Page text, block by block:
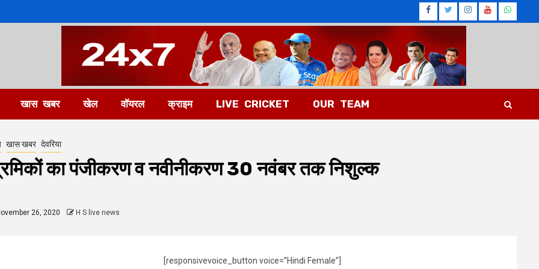
Facebook
Twitter
Instagram
खास खबर खेल वॉयरल क्राइम LIVE CRICKET OUR TEAM
खास खबर देवरिया
का पंजीकरण व नवीनीकरण 30 नवंबर तक निशुल्क
26, 2020 H S live news
[responsivevoice_button voice=”Hindi Female”]